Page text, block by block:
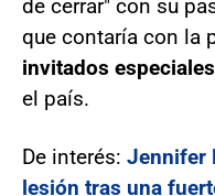
de cerrar" con su
que contaría con la
invitados especiales
el país.
De interés: Jennifer
lesión tras una